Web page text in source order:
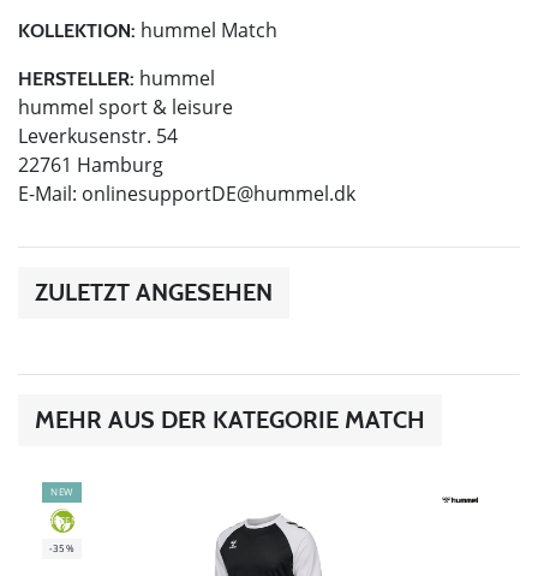
KOLLEKTION: hummel Match
HERSTELLER: hummel
hummel sport & leisure
Leverkusenstr. 54
22761 Hamburg
E-Mail: onlinesupportDE@hummel.dk
ZULETZT ANGESEHEN
MEHR AUS DER KATEGORIE MATCH
NEW
GREEN
-35%